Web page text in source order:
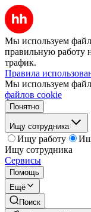
Мы используем
правильную работу
трафик.
Правила
Мы используем
файлов cookie
Понятно
Ищу сотрудника
Ищу работу
Ищу сотрудника
Сервисы
Помощь
Ещё
Поиск